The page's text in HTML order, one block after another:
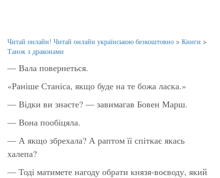
Читай онлайн! Читай онлайн українською безкоштовно > Книги >
Танок з драконами
— Вала повернеться.
«Раніше Станіса, якщо буде на те божа ласка.»
— Відки ви знаєте? — завимагав Бовен Марш.
— Вона пообіцяла.
— А якщо збрехала? А раптом її спіткає якась
халепа?
— Тоді матимете нагоду обрати князя-воєводу, який